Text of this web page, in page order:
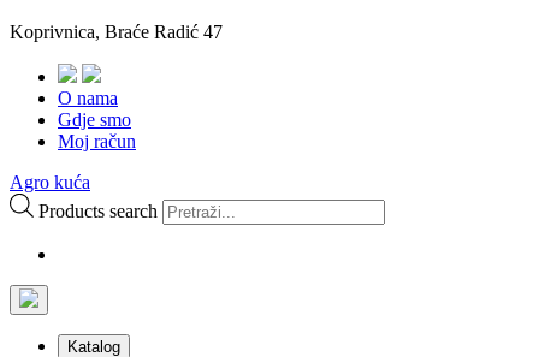
Koprivnica, Braće Radić 47
O nama
Gdje smo
Moj račun
Agro kuća
Products search
Katalog